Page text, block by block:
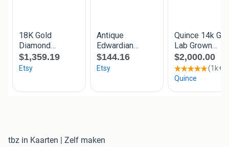
tbz in Kaarten | Zelf maken